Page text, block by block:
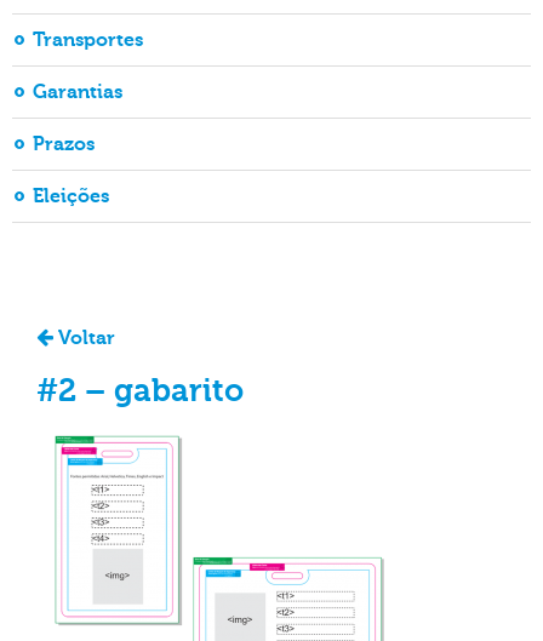
Transportes
Garantias
Prazos
Eleições
Voltar
#2 – gabarito